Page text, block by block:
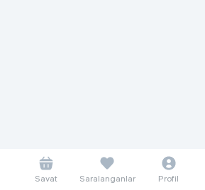
Savat Saralanganlar Profil